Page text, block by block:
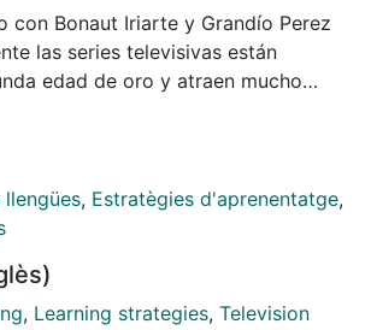
las series televisivas están
edad de oro y atraen mucho
los aprendices de lenguas
que tienen los alumnos de
de la LE (inglés) en reacción a la
narrativa multimodal en versión
se asimila la perspectiva
los datos obtenidos a
llengües, Estratègies d'aprenentatge,
, Learning strategies, Television